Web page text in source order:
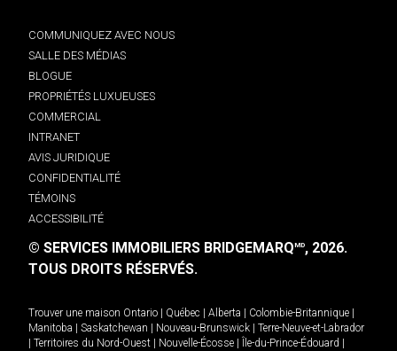
COMMUNIQUEZ AVEC NOUS
SALLE DES MÉDIAS
BLOGUE
PROPRIÉTÉS LUXUEUSES
COMMERCIAL
INTRANET
AVIS JURIDIQUE
CONFIDENTIALITÉ
TÉMOINS
ACCESSIBILITÉ
© SERVICES IMMOBILIERS BRIDGEMARQMD, 2026.
TOUS DROITS RÉSERVÉS.
Trouver une maison Ontario Québec Alberta Colombie-Britannique
Manitoba
Saskatchewan Nouveau-Brunswick
Terre-Neuve-et-Labrador
Territoires du Nord-Ouest Nouvelle-Écosse Île-du-Prince-Édouard